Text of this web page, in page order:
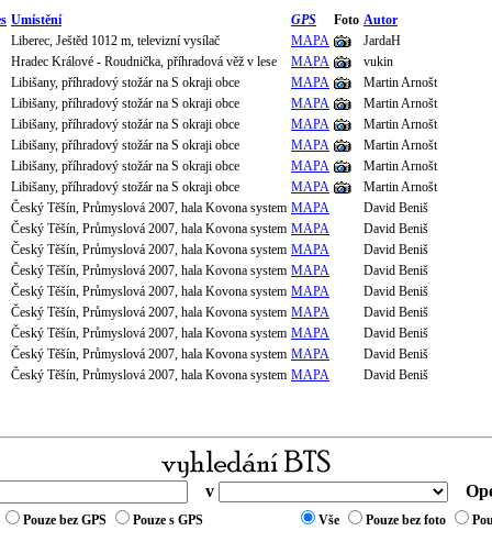
Umístění GPS Foto Autor
Liberec, Ještěd 1012 m, televizní vysílač
MAPA
JardaH
Hradec Králové - Roudnička, příhradová věž v lese
MAPA
vukin
Libišany, příhradový stožár na S okraji obce
MAPA
Martin Arnošt
Libišany, příhradový stožár na S okraji obce
MAPA
Martin Arnošt
Libišany, příhradový stožár na S okraji obce
MAPA
Martin Arnošt
Libišany, příhradový stožár na S okraji obce
MAPA
Martin Arnošt
Libišany, příhradový stožár na S okraji obce
MAPA
Martin Arnošt
Libišany, příhradový stožár na S okraji obce
MAPA
Martin Arnošt
Český Těšín, Průmyslová 2007, hala Kovona system MAPA
David Beniš
Český Těšín, Průmyslová 2007, hala Kovona system MAPA
David Beniš
Český Těšín, Průmyslová 2007, hala Kovona system MAPA
David Beniš
Český Těšín, Průmyslová 2007, hala Kovona system MAPA
David Beniš
Český Těšín, Průmyslová 2007, hala Kovona system MAPA
David Beniš
Český Těšín, Průmyslová 2007, hala Kovona system MAPA
David Beniš
Český Těšín, Průmyslová 2007, hala Kovona system MAPA
David Beniš
Český Těšín, Průmyslová 2007, hala Kovona system MAPA
David Beniš
Český Těšín, Průmyslová 2007, hala Kovona system MAPA David Beniš
v
Pouze bez GPS Pouze s GPS Vše Pouze bez foto